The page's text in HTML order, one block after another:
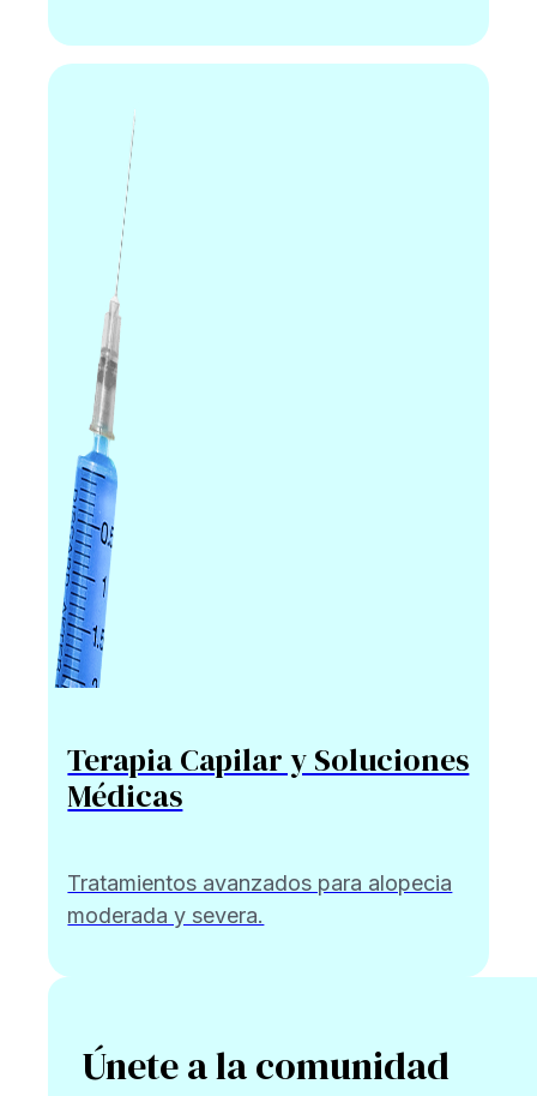
Terapia Capilar y Soluciones
Médicas
Tratamientos avanzados para alopecia
moderada y severa.
Únete a la comunidad